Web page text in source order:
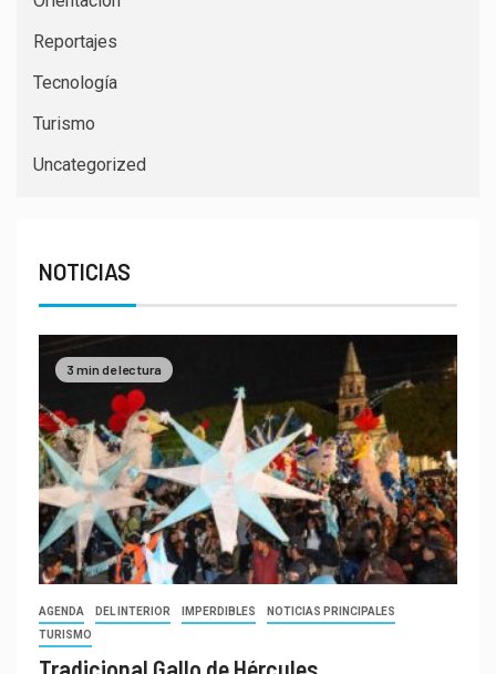
Reportajes
Tecnología
Turismo
Uncategorized
NOTICIAS
3 min de lectura
AGENDA DEL INTERIOR IMPERDIBLES
NOTICIAS PRINCIPALES
TURISMO